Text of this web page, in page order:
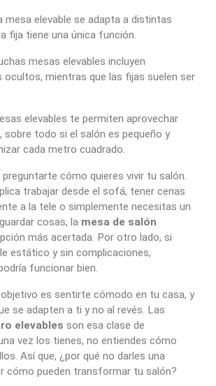
mesa elevable se adapta a distintas
fija tiene una única función.
mesas elevables incluyen
mientras que las fijas suelen ser
elevables te permiten aprovechar
sobre todo si el salón es pequeño y
cada metro cuadrado.
cómo quieres vivir tu salón.
trabajar desde el sofá, tener cenas
a la tele o simplemente necesitas un
cosas, la mesa de salón
más acertada. Por otro lado, si
estático y sin complicaciones,
funcionar bien.
objetivo es sentirte cómodo en tu casa, y
se adapten a ti y no al revés. Las
elevables son esa clase de
vez los tienes, no entiendes cómo
Así que, ¿por qué no darles una
cómo pueden transformar tu salón?